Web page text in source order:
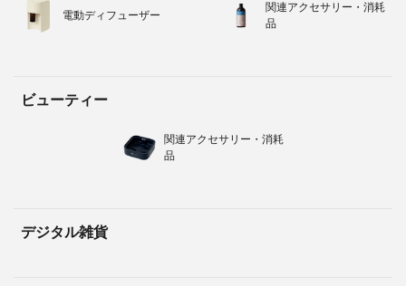
電動ディフューザー
関連アクセサリー・消耗
品
ビューティー
関連アクセサリー・消耗
品
デジタル雑貨